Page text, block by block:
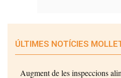
ÚLTIMES NOTÍCIES
Augment de les inspeccions